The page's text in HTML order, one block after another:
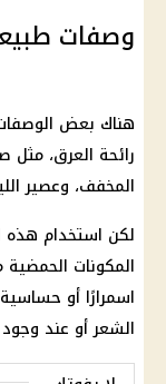
وصفات
هناك بعض الوصفات
رائحة العرق، مثل
المخفف، وعصير
لكن استخدام هذه
المكونات
اسمرارًا أو
الشعر أو عند